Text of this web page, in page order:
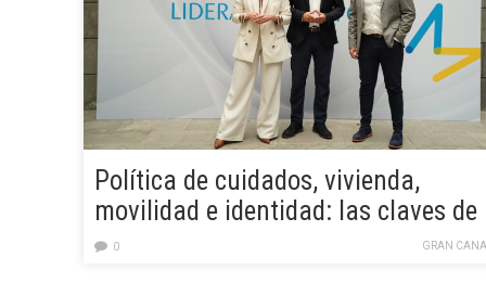
Política de cuidados, vivienda,
movilidad e identidad: las claves de
‘Lideramos Gran Canaria’
GRAN
0